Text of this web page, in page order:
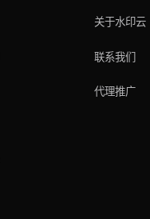
关于水印云
联系我们
代理推广